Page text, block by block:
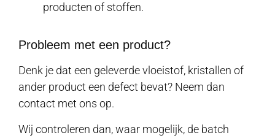
producten of stoffen.
Probleem met een product?
Denk je dat een geleverde vloeistof, kristallen of
ander product een defect bevat? Neem dan
contact met ons op.
Wij controleren dan, waar mogelijk, de batch